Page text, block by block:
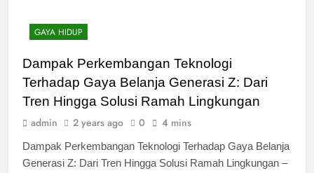
GAYA HIDUP
Dampak Perkembangan Teknologi
Terhadap Gaya Belanja Generasi Z: Dari
Tren Hingga Solusi Ramah Lingkungan
admin 2 years ago 0 4 mins
Dampak Perkembangan Teknologi Terhadap Gaya Belanja
Generasi Z: Dari Tren Hingga Solusi Ramah Lingkungan –